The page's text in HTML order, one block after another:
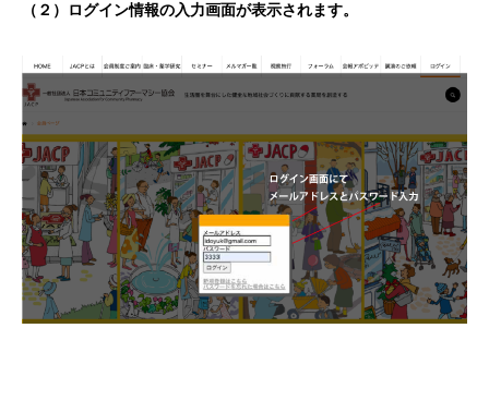
（２）ログイン情報の入力画面が表示されます。